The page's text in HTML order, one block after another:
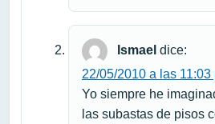
Ismael dice:
22/05/2010 a las 11:03
Yo siempre he
las subastas de pisos